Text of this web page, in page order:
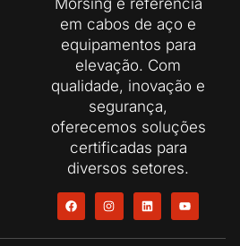
Morsing é referência
em cabos de aço e
equipamentos para
elevação. Com
qualidade, inovação e
segurança,
oferecemos soluções
certificadas para
diversos setores.